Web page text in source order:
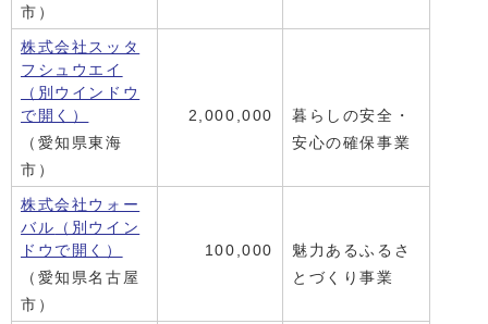
市）
株式会社スッタ
フシュウエイ
（別ウインドウ
で開く）
（愛知県東海
市）
2,000,000
暮らしの安全・
安心の確保事業
株式会社ウォー
バル （別ウイン
ドウで開く）
（愛知県名古屋
市）
100,000
魅力あるふるさ
とづくり事業